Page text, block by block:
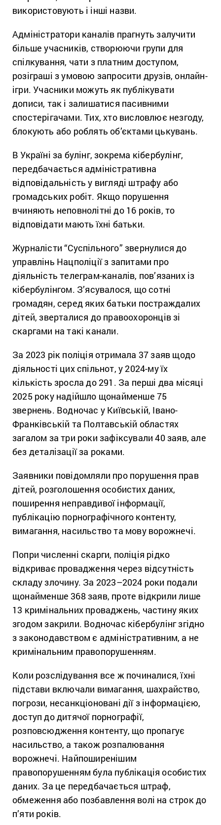
використовують і інші назви.
Адміністратори каналів прагнуть залучити
більше учасників, створюючи групи для
спілкування, чати з платним доступом,
розіграші з умовою запросити друзів, онлайн-
ігри. Учасники можуть як публікувати
дописи, так і залишатися пасивними
спостерігачами. Тих, хто висловлює незгоду,
блокують або роблять об’єктами цькувань.
В Україні за булінг, зокрема кібербулінг,
передбачається адміністративна
відповідальність у вигляді штрафу або
громадських робіт. Якщо порушення
вчиняють неповнолітні до 16 років, то
відповідати мають їхні батьки.
Журналісти “Суспільного” звернулися до
управлінь Нацполіції з запитами про
діяльність телеграм-каналів, пов’язаних із
кібербулінгом. З’ясувалося, що сотні
громадян, серед яких батьки постраждалих
дітей, зверталися до правоохоронців зі
скаргами на такі канали.
За 2023 рік поліція отримала 37 заяв щодо
діяльності цих спільнот, у 2024-му їх
кількість зросла до 291. За перші два місяці
2025 року надійшло щонайменше 75
звернень. Водночас у Київській, Івано-
Франківській та Полтавській областях
загалом за три роки зафіксували 40 заяв, але
без деталізації за роками.
Заявники повідомляли про порушення прав
дітей, розголошення особистих даних,
поширення неправдивої інформації,
публікацію порнографічного контенту,
вимагання, насильство та мову ворожнечі.
Попри численні скарги, поліція рідко
відкриває провадження через відсутність
складу злочину. За 2023–2024 роки подали
щонайменше 368 заяв, проте відкрили лише
13 кримінальних проваджень, частину яких
згодом закрили. Водночас кібербулінг згідно
з законодавством є адміністративним, а не
кримінальним правопорушенням.
Коли розслідування все ж починалися, їхні
підстави включали вимагання, шахрайство,
погрози, несанкціоновані дії з інформацією,
доступ до дитячої порнографії,
розповсюдження контенту, що пропагує
насильство, а також розпалювання
ворожнечі. Найпоширенішим
правопорушенням була публікація особистих
даних. За це передбачається штраф,
обмеження або позбавлення волі на строк до
п’яти років.